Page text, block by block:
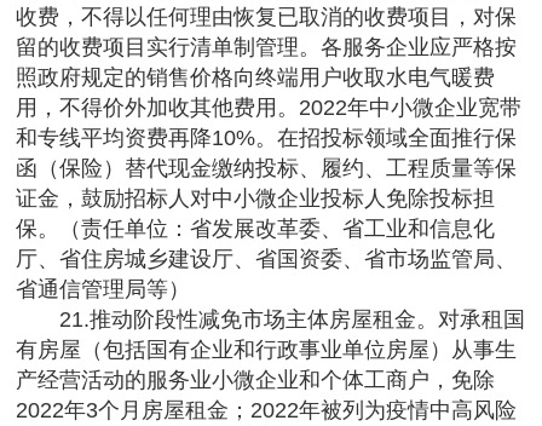
收费，不得以任何理由恢复已取消的收费项目，对保
留的收费项目实行清单制管理。各服务企业应严格按
照政府规定的销售价格向终端用户收取水电气暖费
用，不得价外加收其他费用。2022年中小微企业宽带
和专线平均资费再降10%。在招投标领域全面推行保
函（保险）替代现金缴纳投标、履约、工程质量等保
证金，鼓励招标人对中小微企业投标人免除投标担
保。（责任单位：省发展改革委、省工业和信息化
厅、省住房城乡建设厅、省国资委、省市场监管局、
省通信管理局等）
21.推动阶段性减免市场主体房屋租金。对承租国
有房屋（包括国有企业和行政事业单位房屋）从事生
产经营活动的服务业小微企业和个体工商户，免除
2022年3个月房屋租金；2022年被列为疫情中高风险